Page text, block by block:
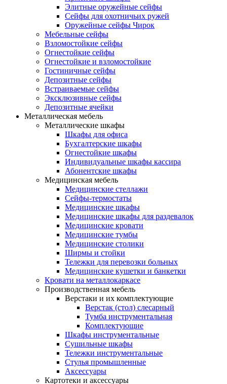
Элитные оружейные сейфы
Сейфы для охотничьих ружей
Оружейные сейфы Чирок
Мебельные сейфы
Взломостойкие сейфы
Огнестойкие сейфы
Огнестойкие и взломостойкие
Гостиничные сейфы
Депозитные сейфы
Встраиваемые сейфы
Эксклюзивные сейфы
Депозитные ячейки
Металлическая мебель
Металлические шкафы
Шкафы для офиса
Бухгалтерские шкафы
Огнестойкие шкафы
Индивидуальные шкафы кассира
Абонентские шкафы
Медицинская мебель
Медицинские стеллажи
Сейфы-термостаты
Медицинские шкафы
Медицинские шкафы для раздевалок
Медицинские кровати
Медицинские тумбы
Медицинские столики
Ширмы и стойки
Тележки для перевозки больных
Медицинские кушетки и банкетки
Кровати на металлокаркасе
Производственная мебель
Верстаки и их комплектующие
Верстак (стол) слесарный
Тумба инструментальная
Комплектующие
Шкафы инструментальные
Сушильные шкафы
Тележки инструментальные
Стулья промышленные
Аксессуары
Картотеки и аксессуары